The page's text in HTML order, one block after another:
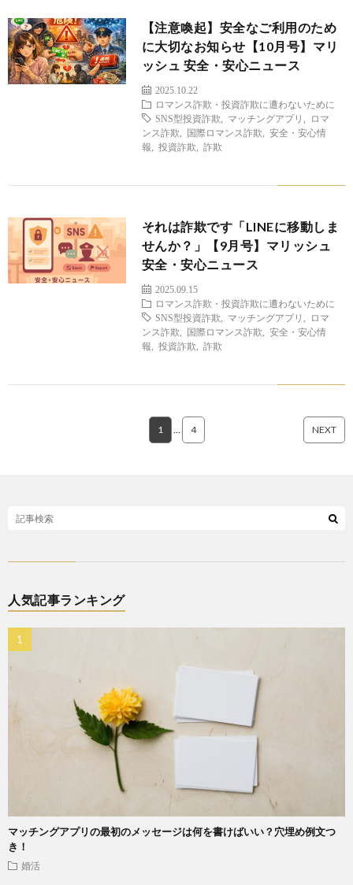
【注意喚起】安全なご利用のため
に大切なお知らせ【10月号】マリ
ッシュ 安全・安心ニュース
2025.10.22
ロマンス詐欺・投資詐欺に遭わないために
SNS型投資詐欺
マッチングアプリ
ロマ
ンス詐欺
国際ロマンス詐欺
安全・安心情
報
投資詐欺 詐欺
それは詐欺です「LINEに移動しま
せんか？」【9月号】マリッシュ
安全・安心ニュース
2025.09.15
ロマンス詐欺・投資詐欺に遭わないために
SNS型投資詐欺
マッチングアプリ
ロマ
ンス詐欺
国際ロマンス詐欺
安全・安心情
報
投資詐欺 詐欺
1 … 4 NEXT
人気記事ランキング
マッチングアプリの最初のメッセージは何を書けばいい？穴埋め例文つ
き！
婚活